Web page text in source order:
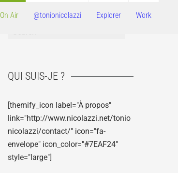
On Air @tonionicolazzi Explorer Work
QUI SUIS-JE ?
[themify_icon label="À propos"
link="http://www.nicolazzi.net/tonio
nicolazzi/contact/" icon="fa-
envelope" icon_color="#7EAF24"
style="large"]